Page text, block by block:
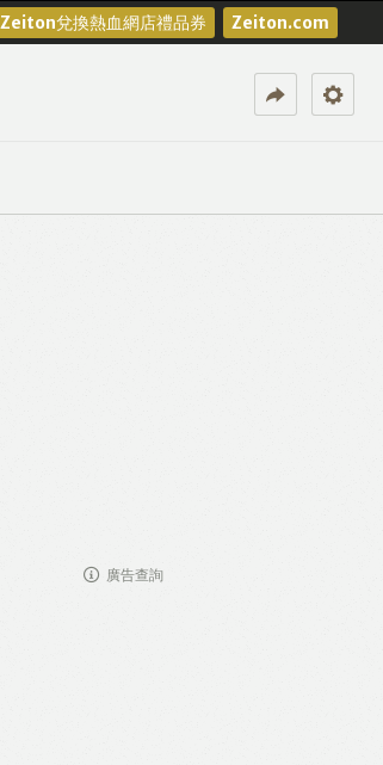
Zeiton兌換熱血網店禮品券 Zeiton.com
廣告查詢